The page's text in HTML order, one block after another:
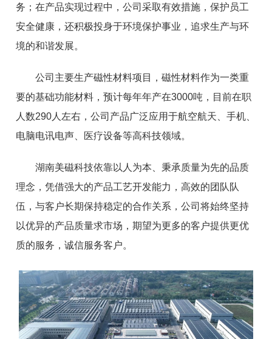
务 ；在产品实现过程中，公司采取有效措施，保护员工
安全健康，还积极投身于环境保护事业，追求生产与环
境的和谐发展。
公司主要生产磁性材料项目，磁性材料作为一类重
要的基础功能材料，预计每年年产在3000吨，目前在职
人数290人左右，公司产品广泛应用于航空航天、手机、
电脑电讯电声、医疗设备等高科技领域。
湖南美磁科技依靠以人为本、秉承质量为先的品质
理念，凭借强大的产品工艺开发能力，高效的团队队
伍，与客户长期保持稳定的合作关系，公司将始终坚持
以优异的产品质量求市场，期望为更多的客户提供更优
质的服务，诚信服务客户。